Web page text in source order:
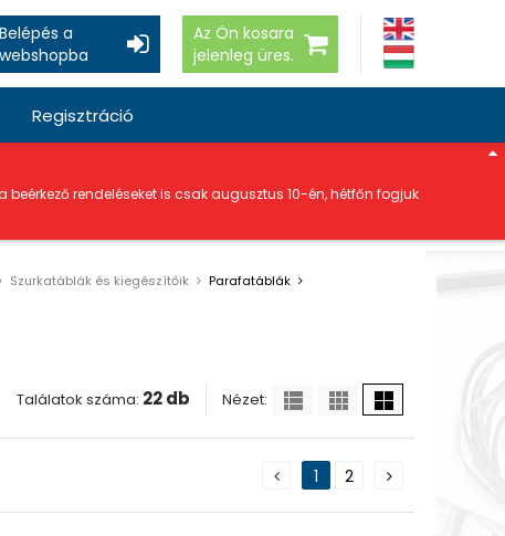
Belépés a
webshopba
Az Ön kosara
jelenleg üres.
Regisztráció
beérkező rendeléseket is csak augusztus 10-én, hétfőn fogjuk
Szurkatáblák és kiegészítőik Parafatáblák
Találatok száma: 22 db Nézet:
1 2